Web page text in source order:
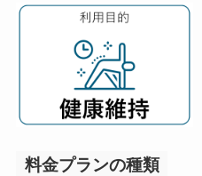
料金プランの種類